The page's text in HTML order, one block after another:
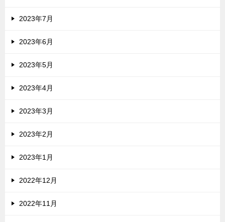
2023年7月
2023年6月
2023年5月
2023年4月
2023年3月
2023年2月
2023年1月
2022年12月
2022年11月